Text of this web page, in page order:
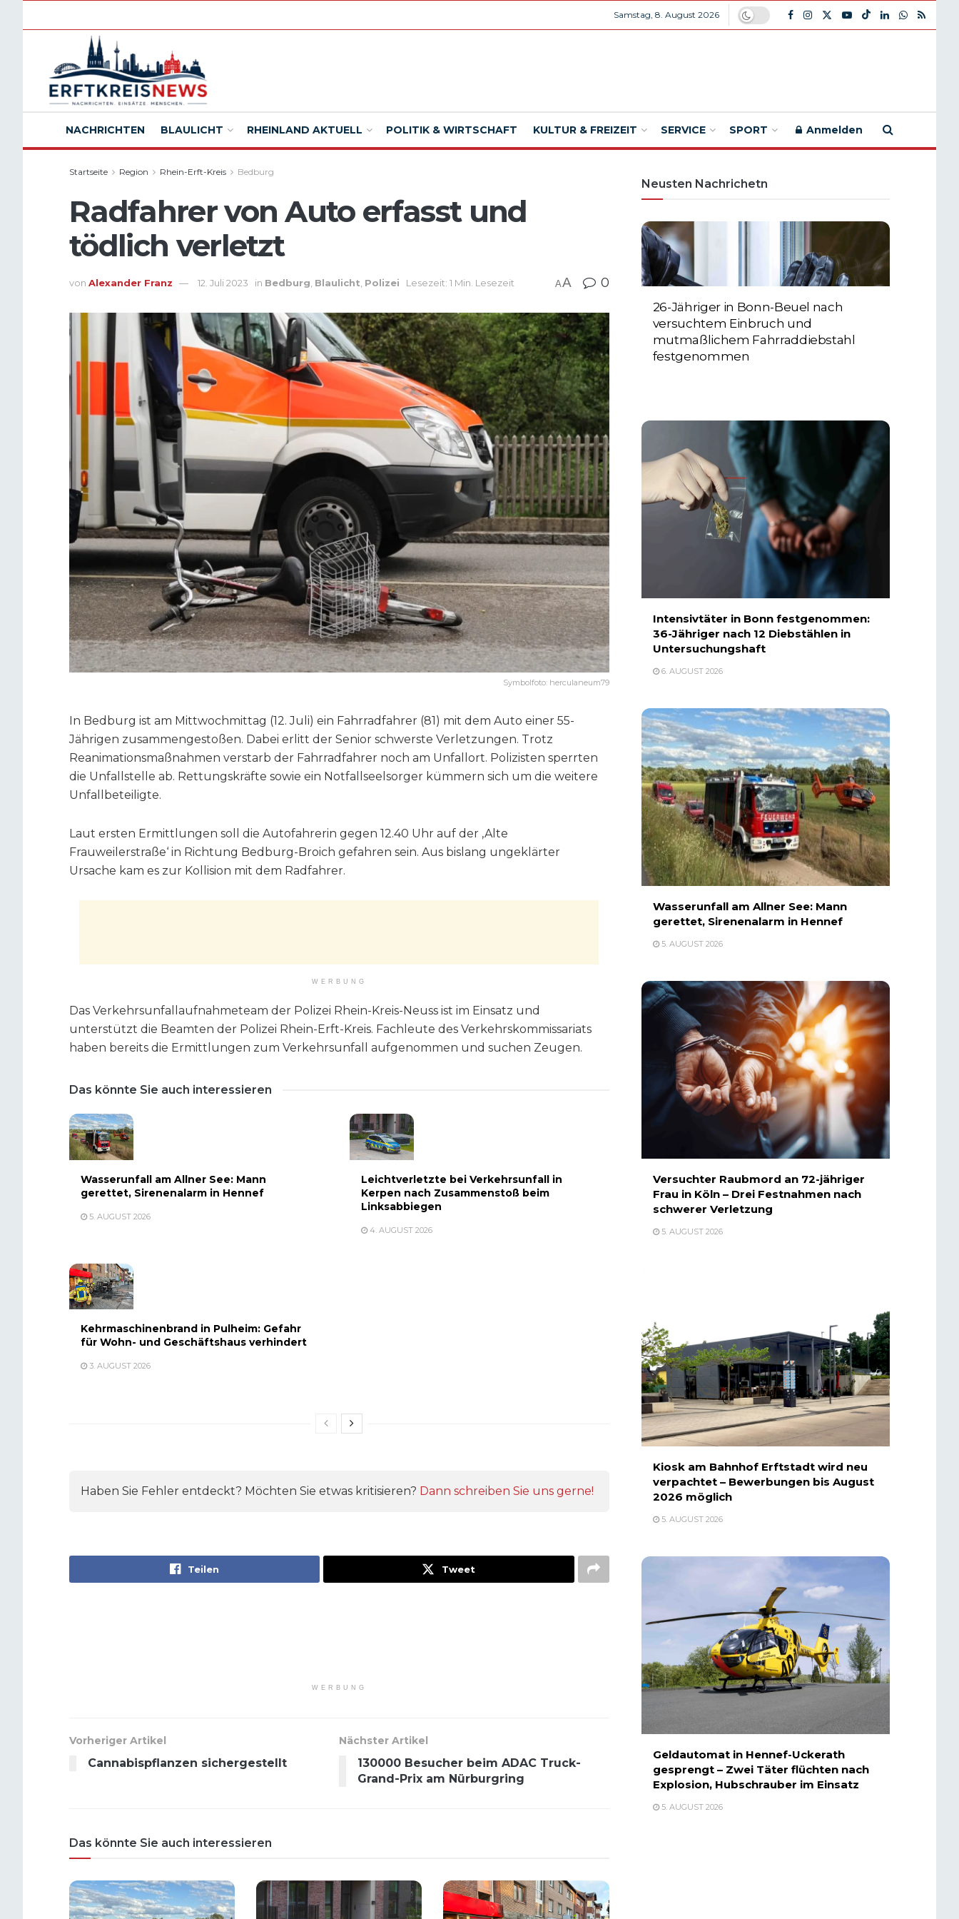
Samstag, 8. August 2026
NACHRICHTEN BLAULICHT RHEINLAND AKTUELL POLITIK & WIRTSCHAFT KULTUR & FREIZEIT SERVICE SPORT Anmelden
Startseite Region Rhein-Erft-Kreis Bedburg
Radfahrer von Auto erfasst und
tödlich verletzt
von Alexander Franz 12. Juli 2023 in Bedburg, Blaulicht, Polizei Lesezeit: 1 Min. Lesezeit AA 0
Symbolfoto: herculaneum79
In Bedburg ist am Mittwochmittag (12. Juli) ein Fahrradfahrer (81) mit dem Auto einer 55-
Jährigen zusammengestoßen. Dabei erlitt der Senior schwerste Verletzungen. Trotz
Reanimationsmaßnahmen verstarb der Fahrradfahrer noch am Unfallort. Polizisten sperrten
die Unfallstelle ab. Rettungskräfte sowie ein Notfallseelsorger kümmern sich um die weitere
Unfallbeteiligte.
Laut ersten Ermittlungen soll die Autofahrerin gegen 12.40 Uhr auf der ‚Alte
Frauweilerstraße‘ in Richtung Bedburg-Broich gefahren sein. Aus bislang ungeklärter
Ursache kam es zur Kollision mit dem Radfahrer.
WERBUNG
Das Verkehrsunfallaufnahmeteam der Polizei Rhein-Kreis-Neuss ist im Einsatz und
unterstützt die Beamten der Polizei Rhein-Erft-Kreis. Fachleute des Verkehrskommissariats
haben bereits die Ermittlungen zum Verkehrsunfall aufgenommen und suchen Zeugen.
Das könnte Sie auch interessieren
Wasserunfall am Allner See: Mann
gerettet, Sirenenalarm in Hennef
5. AUGUST 2026
Leichtverletzte bei Verkehrsunfall in
Kerpen nach Zusammenstoß beim
Linksabbiegen
4. AUGUST 2026
Kehrmaschinenbrand in Pulheim: Gefahr
für Wohn- und Geschäftshaus verhindert
3. AUGUST 2026
Haben Sie Fehler entdeckt? Möchten Sie etwas kritisieren? Dann schreiben Sie uns gerne!
Teilen Tweet
WERBUNG
Vorheriger Artikel
Cannabispflanzen sichergestellt
Nächster Artikel
130000 Besucher beim ADAC Truck-
Grand-Prix am Nürburgring
Das könnte Sie auch interessieren
Neusten Nachrichetn
26-Jähriger in Bonn-Beuel nach
versuchtem Einbruch und
mutmaßlichem Fahrraddiebstahl
festgenommen
Intensivtäter in Bonn festgenommen:
36-Jähriger nach 12 Diebstählen in
Untersuchungshaft
6. AUGUST 2026
Wasserunfall am Allner See: Mann
gerettet, Sirenenalarm in Hennef
5. AUGUST 2026
Versuchter Raubmord an 72-jähriger
Frau in Köln – Drei Festnahmen nach
schwerer Verletzung
5. AUGUST 2026
Kiosk am Bahnhof Erftstadt wird neu
verpachtet – Bewerbungen bis August
2026 möglich
5. AUGUST 2026
Geldautomat in Hennef-Uckerath
gesprengt – Zwei Täter flüchten nach
Explosion, Hubschrauber im Einsatz
5. AUGUST 2026